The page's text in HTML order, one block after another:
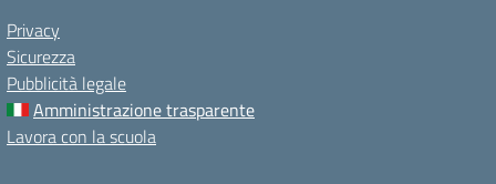
Privacy
Sicurezza
Pubblicità legale
Amministrazione trasparente
Lavora con la scuola